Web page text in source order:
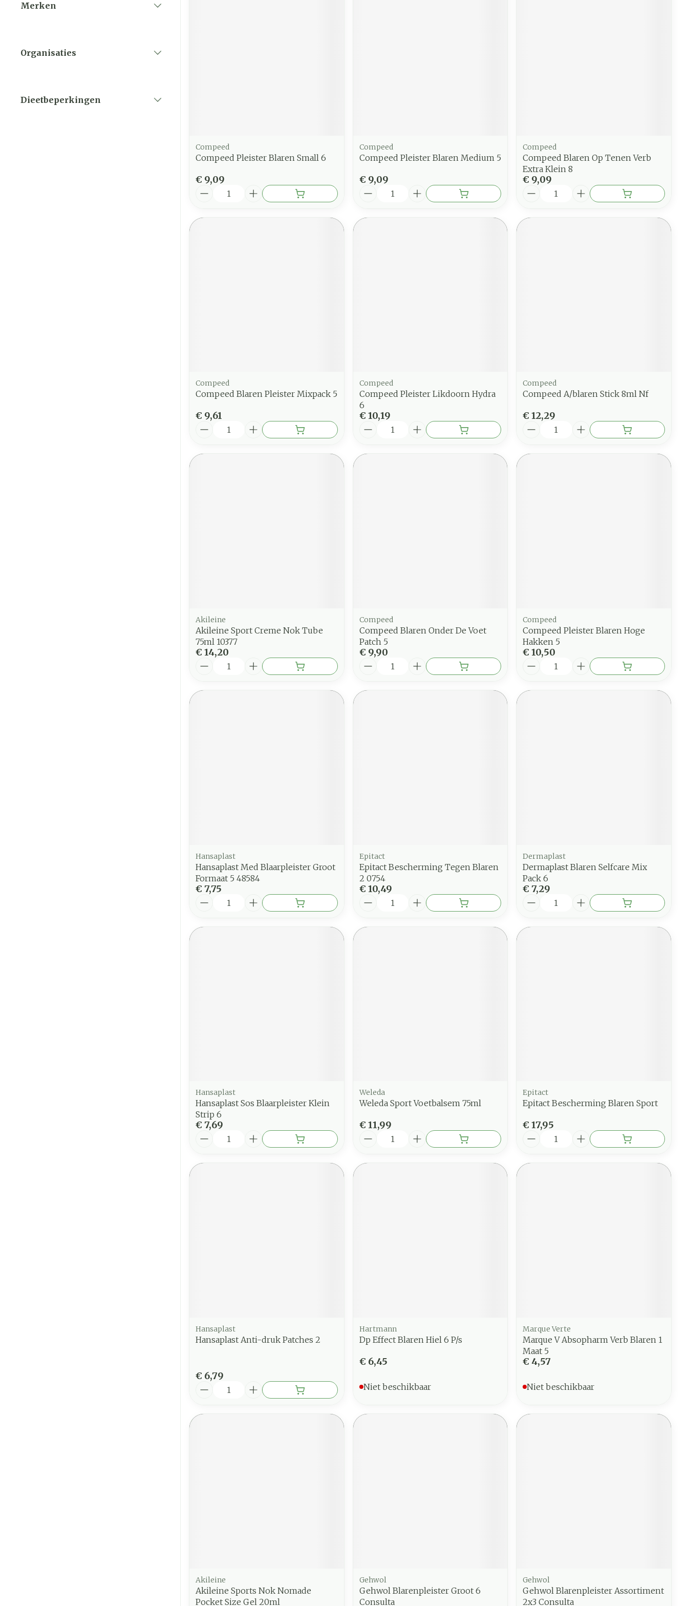
Merken
Organisaties
Dieetbeperkingen
Compeed
Compeed Pleister Blaren Small 6
€ 9,09
Compeed
Compeed Pleister Blaren Medium 5
€ 9,09
Compeed
Compeed Blaren Op Tenen Verb
Extra Klein 8
€ 9,09
Compeed
Compeed Blaren Pleister Mixpack 5
€ 9,61
Compeed
Compeed Pleister Likdoorn Hydra
6
€ 10,19
Compeed
Compeed A/blaren Stick 8ml Nf
€ 12,29
Akileine
Akileine Sport Creme Nok Tube
75ml 10377
€ 14,20
Compeed
Compeed Blaren Onder De Voet
Patch 5
€ 9,90
Compeed
Compeed Pleister Blaren Hoge
Hakken 5
€ 10,50
Hansaplast
Hansaplast Med Blaarpleister Groot
Formaat 5 48584
€ 7,75
Epitact
Epitact Bescherming Tegen Blaren
2 0754
€ 10,49
Dermaplast
Dermaplast Blaren Selfcare Mix
Pack 6
€ 7,29
Hansaplast
Hansaplast Sos Blaarpleister Klein
Strip 6
€ 7,69
Weleda
Weleda Sport Voetbalsem 75ml
€ 11,99
Epitact
Epitact Bescherming Blaren Sport
€ 17,95
Hansaplast
Hansaplast Anti-druk Patches 2
€ 6,79
Hartmann
Dp Effect Blaren Hiel 6 P/s
€ 6,45
Niet beschikbaar
Marque Verte
Marque V Absopharm Verb Blaren 1
Maat 5
€ 4,57
Niet beschikbaar
Akileine
Akileine Sports Nok Nomade
Pocket Size Gel 20ml
Gehwol
Gehwol Blarenpleister Groot 6
Consulta
Gehwol
Gehwol Blarenpleister Assortiment
2x3 Consulta